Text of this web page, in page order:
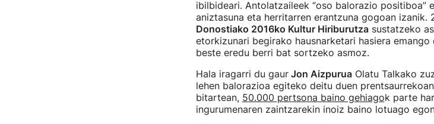
ibilbideari. Antolatzaileek “oso balorazio positiboa”
aniztasuna eta herritarren erantzuna gogoan izanik.
Donostiako 2016ko Kultur Hiriburutzasustatzeko
etorkizunari begirako hausnarketari hasiera
beste eredu berri bat sortzeko asmoz.
Hala iragarri du gaurJon AizpuruaOlatu Talkako
lehen balorazioa egiteko deitu duen
bitartean, 50.000 pertsona baino gehiagok parte
ingurumenaren zaintzarekin inoiz baino lotuago